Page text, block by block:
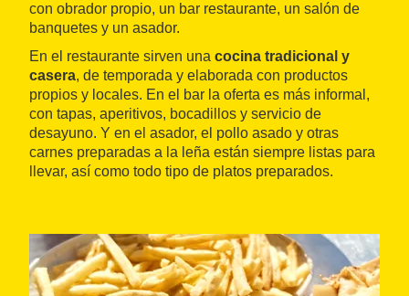
con obrador propio, un bar restaurante, un salón de
banquetes y un asador.
En el restaurante sirven una cocina tradicional y
casera, de temporada y elaborada con productos
propios y locales. En el bar la oferta es más informal,
con tapas, aperitivos, bocadillos y servicio de
desayuno. Y en el asador, el pollo asado y otras
carnes preparadas a la leña están siempre listas para
llevar, así como todo tipo de platos preparados.